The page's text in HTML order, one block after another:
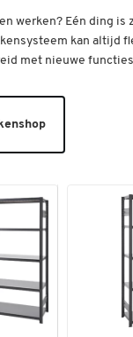
werken? Eén ding is
kan altijd
met nieuwe